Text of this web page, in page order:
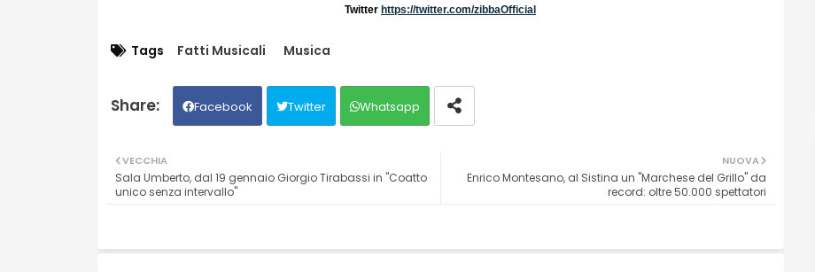
Twitter https://twitter.com/zibbaOfficial
Tags Fatti Musicali Musica
Facebook Twitter Whatsapp
NUOVA
Enrico Montesano, al Sistina un "Marchese del Grillo" da
record: oltre 50.000 spettatori
VECCHIA
Sala Umberto, dal 19 gennaio Giorgio Tirabassi in "Coatto
unico senza intervallo"